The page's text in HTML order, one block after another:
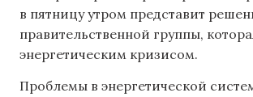
в пятницу утром представит
правительственной группы,
энергетическим кризисом.
Проблемы в энергетической